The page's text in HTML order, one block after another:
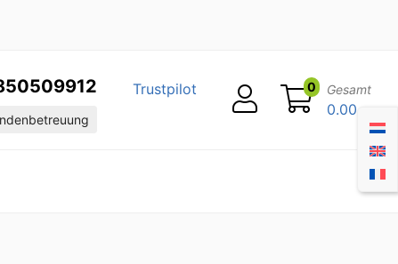
Trustpilot 0 Gesamt
0.00